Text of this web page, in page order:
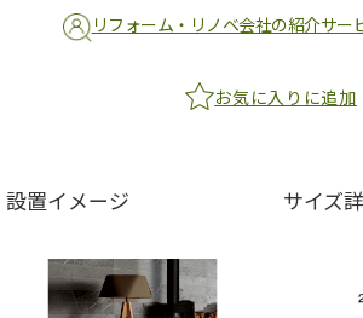
リフォーム・リノベ会社の紹介サー
お気に入りに追加
設置イメージ サイズ